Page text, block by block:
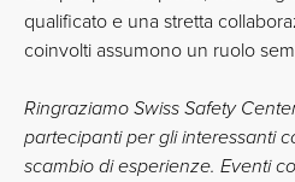
qualificato e una stretta
coinvolti assumono un ruolo
Ringraziamo Swiss Safety
partecipanti per gli interessanti
scambio di esperienze. Eventi